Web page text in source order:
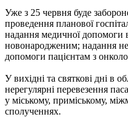
Уже з 25 червня буде
проведення планової
надання медичної допомоги
новонародженим; надання
допомоги пацієнтам з
У вихідні та святкові дні в
нерегулярні перевезення
у міському, приміському,
сполученнях.